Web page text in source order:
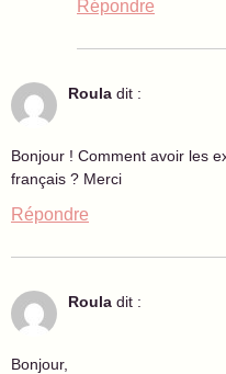
Répondre
Roula dit :
Bonjour ! Comment avoir les
français ? Merci
Répondre
Roula dit :
Bonjour,